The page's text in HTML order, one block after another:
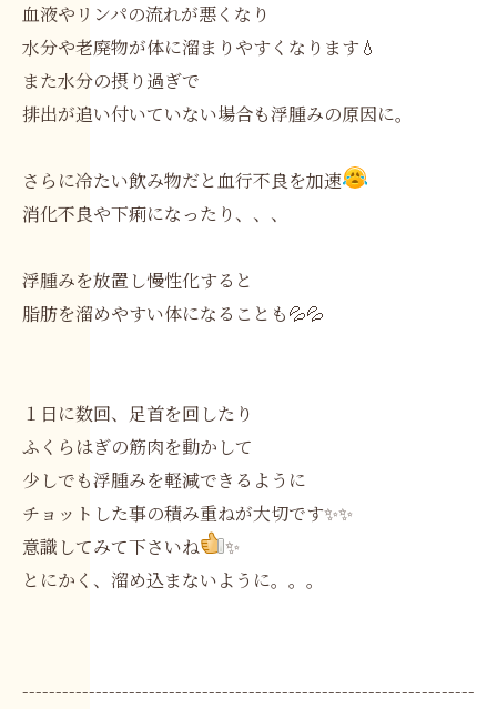
血液やリンパの流れが悪くなり
水分や老廃物が体に溜まりやすくなります💧
また水分の摂り過ぎで
排出が追い付いていない場合も浮腫みの原因に。
さらに冷たい飲み物だと血行不良を加速
消化不良や下痢になったり、、、
浮腫みを放置し慢性化すると
脂肪を溜めやすい体になることも💦💦
１日に数回、足首を回したり
ふくらはぎの筋肉を動かして
少しでも浮腫みを軽減できるように
チョットした事の積み重ねが大切です✨✨
意識してみて下さいね
✨
とにかく、溜め込まないように。。。
--------------------------------------------------------------------